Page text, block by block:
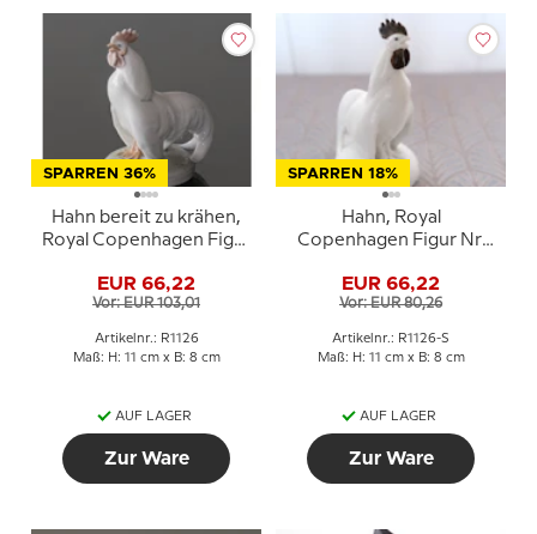
SPARREN 36%
Hahn bereit zu krähen,
Royal Copenhagen Figur
EUR 66,22
Vor: EUR 103,01
Artikelnr.: R1126
Maß: H: 11 cm x B: 8 cm
AUF LAGER
Zur Ware
SPARREN 18%
Hahn, Royal
Copenhagen Figur Nr.
Glasur
EUR 66,22
Vor: EUR 80,26
Artikelnr.: R1126-S
Maß: H: 11 cm x B: 8 cm
AUF LAGER
Zur Ware